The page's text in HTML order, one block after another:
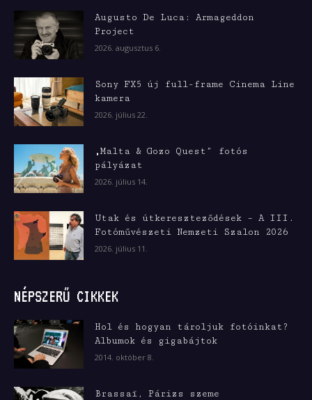
Augusto De Luca: Armageddon
Project
2026. augusztus 6.
Sony FX5 új full-frame Cinema Line
kamera
2026. július 22.
„Malta & Gozo Quest” fotós
pályázat
2026. július 14.
Utak és útkereszteződések – A III.
Fotóművészeti Nemzeti Szalon 2026
2026. július 11.
NÉPSZERŰ CIKKEK
Hol és hogyan tároljuk fotóinkat?
Albumok és gigabájtok
2014. október 8.
Brassaï, Párizs szeme